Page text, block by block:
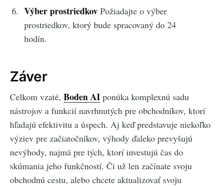
Výber prostriedkovPožiadajte o výber
prostriedkov, ktorý bude spracovaný do 24
hodín.
Záver
Celkom vzaté, Boden AI ponúka komplexnú sadu
nástrojov a funkcií navrhnutých pre obchodníkov, ktorí
hľadajú efektivitu a úspech. Aj keď predstavuje niekoľko
výziev pre začiatočníkov, výhody ďaleko prevyšujú
nevýhody, najmä pre tých, ktorí investujú čas do
skúmania jeho funkčností. Či už len začínate svoju
obchodnú cestu, alebo chcete aktualizovať svoju